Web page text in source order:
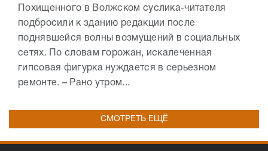
Похищенного в Волжском суслика-читателя
подбросили к зданию редакции после
поднявшейся волны возмущений в социальных
сетях. По словам горожан, искалеченная
гипсовая фигурка нуждается в серьезном
ремонте. – Рано утром...
СМОТРЕТЬ ЕЩЁ